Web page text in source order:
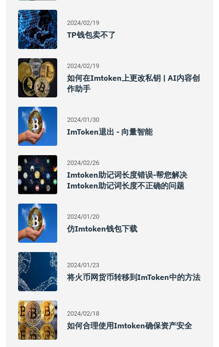
2024/02/19
TP钱包卖不了
2024/02/19
如何在imtoken上更改私钥 | AI内容创
作助手
2024/01/30
ImToken退出 - 向量智能
2024/02/26
Imtoken助记词长度错误-帮您解决
Imtoken助记词长度不正确的问题
2024/01/20
仿imtoken钱包下载
2024/01/23
将火币网货币转移到imToken中的方法
2024/02/18
如何合理使用imtoken确保资产安全